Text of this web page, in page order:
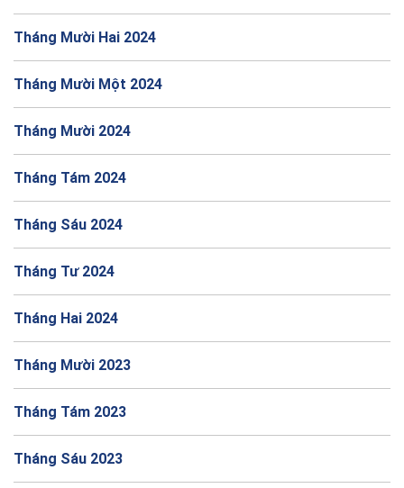
Tháng Mười Hai 2024
Tháng Mười Một 2024
Tháng Mười 2024
Tháng Tám 2024
Tháng Sáu 2024
Tháng Tư 2024
Tháng Hai 2024
Tháng Mười 2023
Tháng Tám 2023
Tháng Sáu 2023